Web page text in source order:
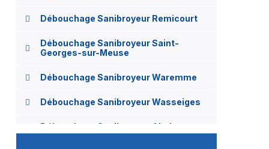
Débouchage Sanibroyeur Remicourt
Débouchage Sanibroyeur Saint-
Georges-sur-Meuse
Débouchage Sanibroyeur Waremme
Débouchage Sanibroyeur Wasseiges
Débouchage Sanibroyeur Abolens